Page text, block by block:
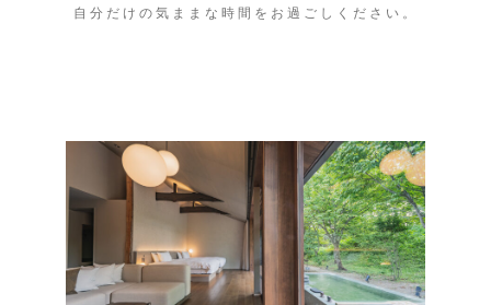
自分だけの気ままな時間をお過ごしください。